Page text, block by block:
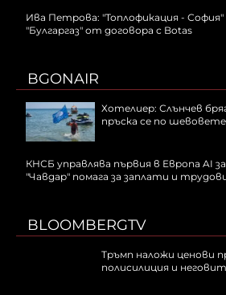
Ива Петрова: "Топлофикация -
"Булгаргаз" от договора с Botas
BGONAIR
Хотелиер: Слънчев
пръска се по
КНСБ управлява първия в Европа AI
"Чавдар" помага за заплати и
BLOOMBERGTV
Тръмп наложи ценови
полисилиция и